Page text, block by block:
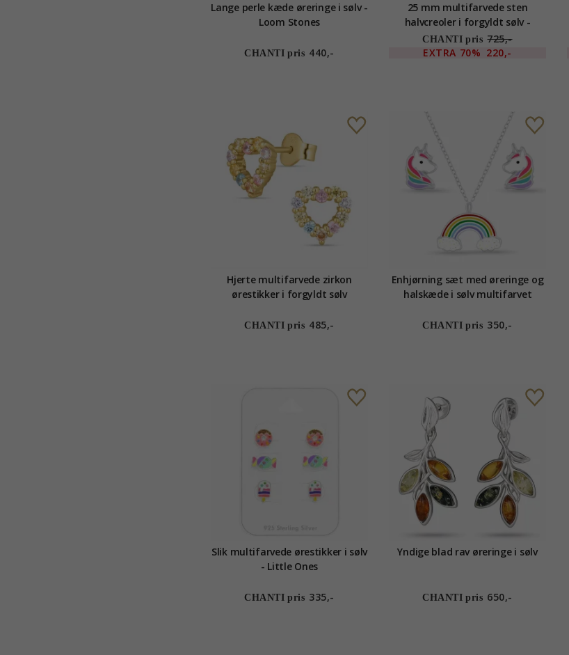
Lange perle kæde øreringe i sølv -
Loom Stones
CHANTI pris 440,-
25 mm multifarvede sten
halvcreoler i forgyldt sølv -
Bubbly Twist
CHANTI pris 725,-
EXTRA 70% 220,-
Hjerte multifarvede zirkon
ørestikker i forgyldt sølv
CHANTI pris 485,-
Enhjørning sæt med øreringe og
halskæde i sølv multifarvet
CHANTI pris 350,-
Slik multifarvede ørestikker i sølv
- Little Ones
CHANTI pris 335,-
Yndige blad rav øreringe i sølv
CHANTI pris 650,-